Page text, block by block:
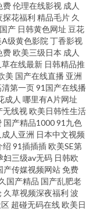
费伦理在线影视 成人
探花福利 精品毛片 久
产 日韩黄色网址 豆花
级黄色影院 丁香影视
费欧美三级日本 成人
草在线最新 日韩精品推
美 国产在线直播 亚洲
清第一页91国产在线播
成人 哪里有A片网址
无线视欧美日韩性生活
国产精品100091九色
成人亚洲 日本中文视频
绍 91插插插欧美SE第
妇三级av无码 日韩欧
产传媒视频网站免费
国产精品 国产乱肥老
久草视频深夜福利 波
超碰无码在线欧美日